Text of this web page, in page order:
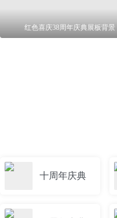
红色喜庆38周年庆典展板背景
十周年庆典